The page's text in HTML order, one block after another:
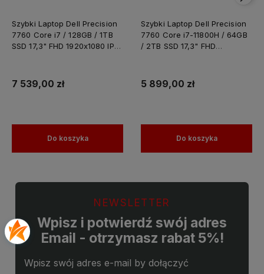
Szybki Laptop Dell Precision
7760 Core i7 / 128GB / 1TB
SSD 17,3" FHD 1920x1080 IPS
Laptop do Grafiki
Projektowania
7 539,00 zł
Do koszyka
Szybki Laptop Dell Precision
7760 Core i7-11800H / 64GB
/ 2TB SSD 17,3" FHD
11 PRO / Laptop do Grafiki
Projektowania
5 899,00 zł
Do koszyka
NEWSLETTER
Wpisz i potwierdź swój adres
Email - otrzymasz rabat 5%!
Wpisz swój adres e-mail by dołączyć